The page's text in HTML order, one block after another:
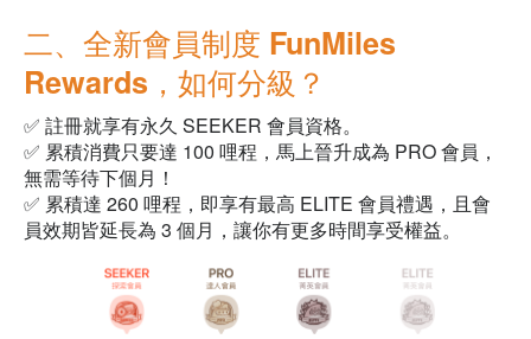
二、全新會員制度 FunMiles
Rewards，如何分級？
✅ 註冊就享有永久 SEEKER 會員資格。
✅ 累積消費只要達 100 哩程，馬上晉升成為 PRO 會員，
無需等待下個月！
✅ 累積達 260 哩程，即享有最高 ELITE 會員禮遇，且會
員效期皆延長為 3 個月，讓你有更多時間享受權益。